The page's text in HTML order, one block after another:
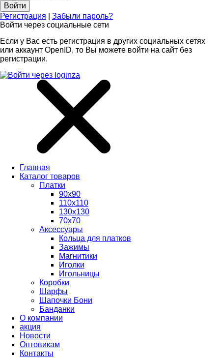
Регистрация
Забыли пароль?
Войти через социальные сети
Если у Вас есть регистрация в других социальных сетях
или аккаунт OpenID, то Вы можете войти на сайт без
регистрации.
Главная
Каталог товаров
Платки
90x90
110x110
130x130
70х70
Аксессуары
Кольца для платков
Зажимы
Магнитики
Иголки
Игольницы
Коробки
Шарфы
Шапочки Бони
Банданки
О компании
акция
Новости
Оптовикам
Контакты